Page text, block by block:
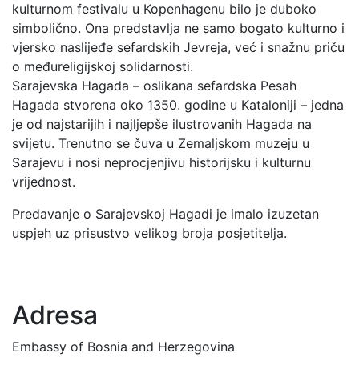
kulturnom festivalu u Kopenhagenu bilo je duboko
simbolično. Ona predstavlja ne samo bogato kulturno i
vjersko naslijeđe sefardskih Jevreja, već i snažnu priču
o međureligijskoj solidarnosti.
Sarajevska Hagada – oslikana sefardska Pesah
Hagada stvorena oko 1350. godine u Kataloniji – jedna
je od najstarijih i najljepše ilustrovanih Hagada na
svijetu. Trenutno se čuva u Zemaljskom muzeju u
Sarajevu i nosi neprocjenjivu historijsku i kulturnu
vrijednost.
Predavanje o Sarajevskoj Hagadi je imalo izuzetan
uspjeh uz prisustvo velikog broja posjetitelja.
Adresa
Embassy of Bosnia and Herzegovina